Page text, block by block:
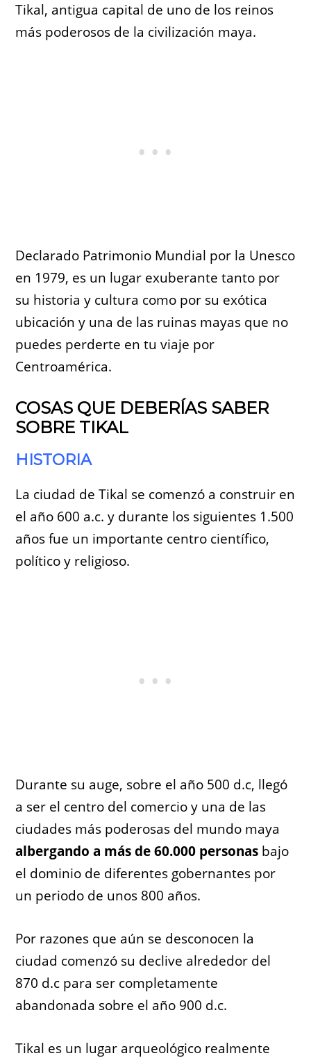
Tikal, antigua capital de uno de los reinos
más poderosos de la civilización maya.
Declarado Patrimonio Mundial por la Unesco
en 1979, es un lugar exuberante tanto por
su historia y cultura como por su exótica
ubicación y una de las ruinas mayas que no
puedes perderte en tu viaje por
Centroamérica.
COSAS QUE DEBERÍAS SABER
SOBRE TIKAL
HISTORIA
La ciudad de Tikal se comenzó a construir en
el año 600 a.c. y durante los siguientes 1.500
años fue un importante centro científico,
político y religioso.
Durante su auge, sobre el año 500 d.c, llegó
a ser el centro del comercio y una de las
ciudades más poderosas del mundo maya
albergando a más de 60.000 personas bajo
el dominio de diferentes gobernantes por
un periodo de unos 800 años.
Por razones que aún se desconocen la
ciudad comenzó su declive alrededor del
870 d.c para ser completamente
abandonada sobre el año 900 d.c.
Tikal es un lugar arqueológico realmente